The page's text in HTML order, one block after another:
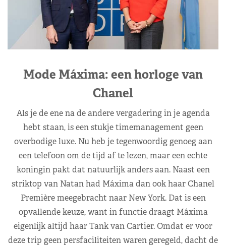
Mode Máxima: een horloge van
Chanel
Als je de ene na de andere vergadering in je agenda
hebt staan, is een stukje timemanagement geen
overbodige luxe. Nu heb je tegenwoordig genoeg aan
een telefoon om de tijd af te lezen, maar een echte
koningin pakt dat natuurlijk anders aan. Naast een
striktop van Natan had Máxima dan ook haar Chanel
Première meegebracht naar New York. Dat is een
opvallende keuze, want in functie draagt Máxima
eigenlijk altijd haar Tank van Cartier. Omdat er voor
deze trip geen persfaciliteiten waren geregeld, dacht de